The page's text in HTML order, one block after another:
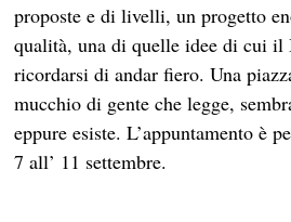
proposte e di livelli, un progetto
qualità, una di quelle idee di cui il
ricordarsi di andar fiero. Una
mucchio di gente che legge,
eppure esiste. L’appuntamento è
7 all’ 11 settembre.